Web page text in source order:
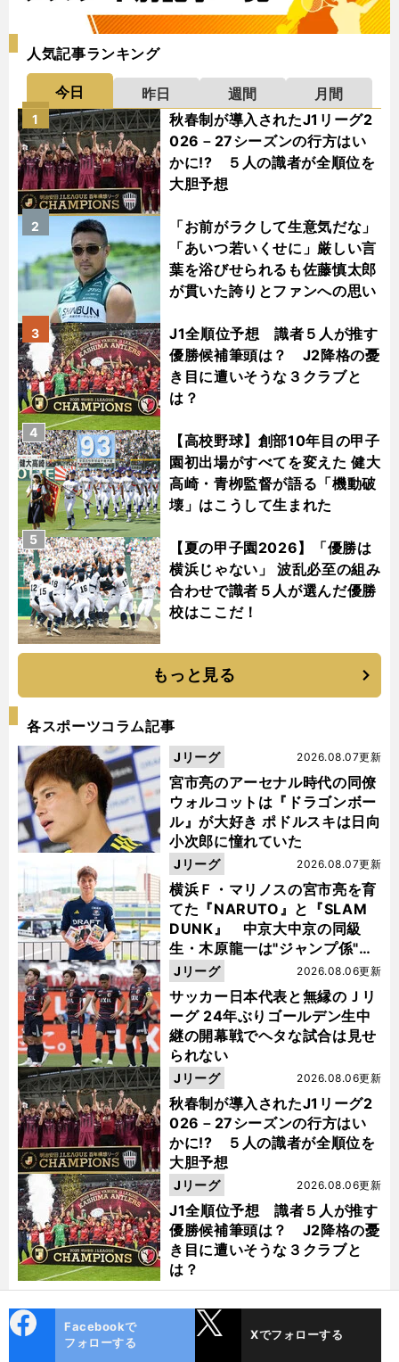
人気記事ランキング
今日 昨日 週間
月間
秋春制が導入されたJ1リーグ2
026－27シーズンの行方はい
かに!? ５人の識者が全順位を
大胆予想
1
「お前がラクして生意気だな」
「あいつ若いくせに」厳しい言
葉を浴びせられるも佐藤慎太郎
が貫いた誇りとファンへの思い
2
J1全順位予想 識者５人が推す
優勝候補筆頭は？ J2降格の憂
き目に遭いそうな３クラブと
は？
3
【高校野球】創部10年目の甲子
園初出場がすべてを変えた 健大
高崎・青栁監督が語る「機動破
壊」はこうして生まれた
4
【夏の甲子園2026】「優勝は
横浜じゃない」 波乱必至の組み
合わせで識者５人が選んだ優勝
校はここだ！
5
もっと見る
各スポーツコラム記事
宮市亮のアーセナル時代の同僚
ウォルコットは『ドラゴンボー
ル』が大好き ポドルスキは日向
小次郎に憧れていた
2026.08.07更新
Jリーグ
横浜Ｆ・マリノスの宮市亮を育
てた『NARUTO』と『SLAM
DUNK』 中京大中京の同級
生・木原龍一は"ジャンプ係"だ
った
2026.08.07更新
Jリーグ
サッカー日本代表と無縁のＪリ
ーグ 24年ぶりゴールデン生中
継の開幕戦でヘタな試合は見せ
られない
2026.08.06更新
Jリーグ
秋春制が導入されたJ1リーグ2
026－27シーズンの行方はい
かに!? ５人の識者が全順位を
大胆予想
2026.08.06更新
Jリーグ
J1全順位予想 識者５人が推す
優勝候補筆頭は？ J2降格の憂
き目に遭いそうな３クラブと
は？
2026.08.06更新
Jリーグ
ok
Facebookで
フォローする
Xでフォローする